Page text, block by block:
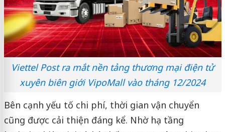
Viettel Post ra mắt nền tảng thương mại điện tử
xuyên biên giới VipoMall vào tháng 12/2024
Bên cạnh yếu tố chi phí, thời gian vận chuyển
cũng được cải thiện đáng kể. Nhờ hạ tầng